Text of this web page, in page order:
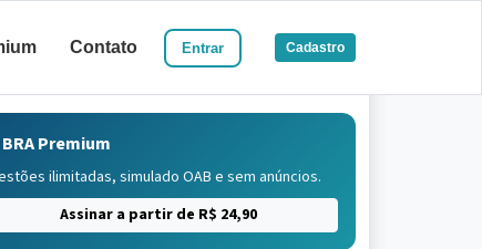
Contato Entrar Cadastro
BRA Premium
ilimitadas, simulado OAB e sem anúncios.
Assinar a partir de R$ 24,90